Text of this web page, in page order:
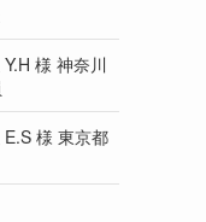
様 神奈川
E.S 様 東京都